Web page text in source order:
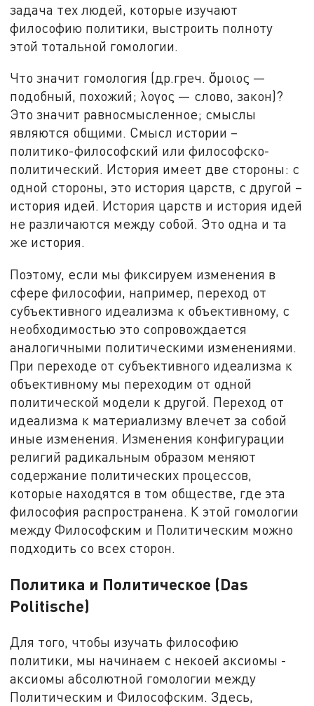
задача тех людей, которые изучают
философию политики, выстроить полноту
этой тотальной гомологии.
Что значит гомология (др.греч. ὅμοιος —
подобный, похожий; λογος — слово, закон)?
Это значит равносмысленное; смыслы
являются общими. Смысл истории –
политико-философский или философско-
политический. История имеет две стороны: с
одной стороны, это история царств, с другой –
история идей. История царств и история идей
не различаются между собой. Это одна и та
же история.
Поэтому, если мы фиксируем изменения в
сфере философии, например, переход от
субъективного идеализма к объективному, с
необходимостью это сопровождается
аналогичными политическими изменениями.
При переходе от субъективного идеализма к
объективному мы переходим от одной
политической модели к другой. Переход от
идеализма к материализму влечет за собой
иные изменения. Изменения конфигурации
религий радикальным образом меняют
содержание политических процессов,
которые находятся в том обществе, где эта
философия распространена. К этой гомологии
между Философским и Политическим можно
подходить со всех сторон.
Политика и Политическое (Das
Politische)
Для того, чтобы изучать философию
политики, мы начинаем с некоей аксиомы -
аксиомы абсолютной гомологии между
Политическим и Философским. Здесь,